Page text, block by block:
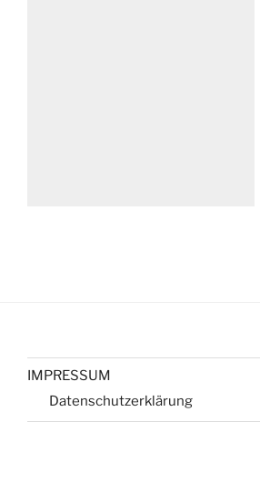
IMPRESSUM
Datenschutzerklärung